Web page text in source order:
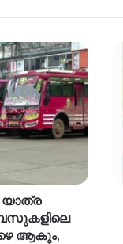
യാത്ര
ആകും,